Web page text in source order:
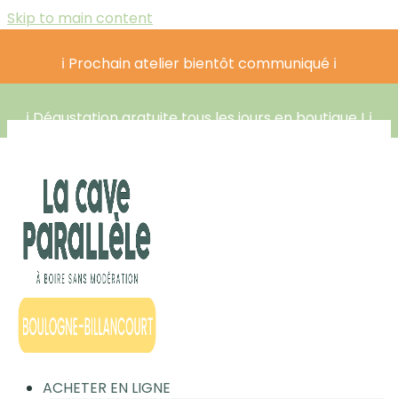
Skip to main content
ℹ️ Prochain atelier bientôt communiqué ℹ️
ℹ️ Dégustation gratuite tous les jours en boutique ! ℹ️
ACHETER EN LIGNE